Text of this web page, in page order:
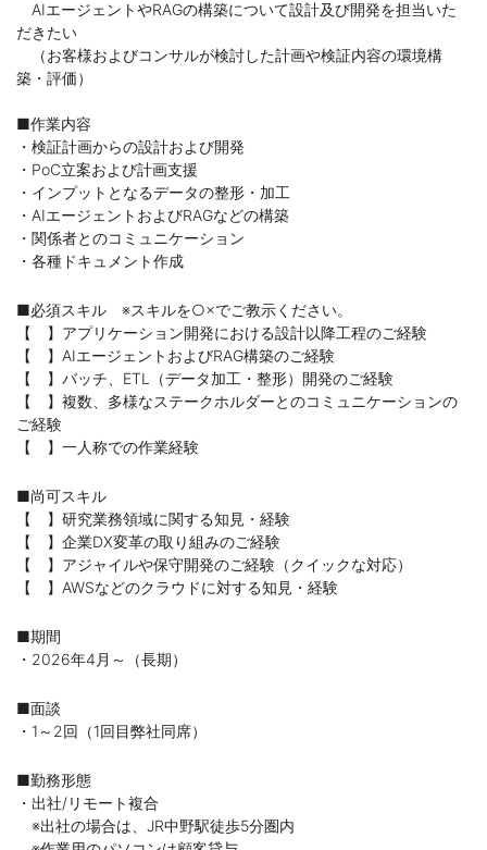
AIエージェントやRAGの構築について設計及び開発を担当いた
だきたい
（お客様およびコンサルが検討した計画や検証内容の環境構
築・評価）
■作業内容
・検証計画からの設計および開発
・PoC立案および計画支援
・インプットとなるデータの整形・加工
・AIエージェントおよびRAGなどの構築
・関係者とのコミュニケーション
・各種ドキュメント作成
■必須スキル ※スキルを○×でご教示ください。
【 】アプリケーション開発における設計以降工程のご経験
【 】AIエージェントおよびRAG構築のご経験
【 】バッチ、ETL（データ加工・整形）開発のご経験
【 】複数、多様なステークホルダーとのコミュニケーションの
ご経験
【 】一人称での作業経験
■尚可スキル
【 】研究業務領域に関する知見・経験
【 】企業DX変革の取り組みのご経験
【 】アジャイルや保守開発のご経験（クイックな対応）
【 】AWSなどのクラウドに対する知見・経験
■期間
・2026年4月～（長期）
■面談
・1～2回（1回目弊社同席）
■勤務形態
・出社/リモート複合
※出社の場合は、JR中野駅徒歩5分圏内